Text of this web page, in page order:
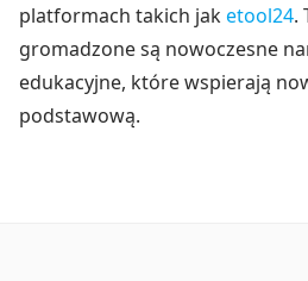
platformach takich jaketool24.
gromadzone są nowoczesne
edukacyjne, które wspierają
podstawową.